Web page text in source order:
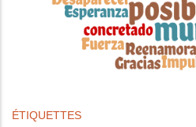
ÉTIQUETTES